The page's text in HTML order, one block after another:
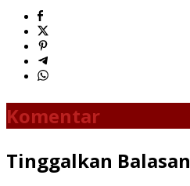
Komentar
Tinggalkan Balasan